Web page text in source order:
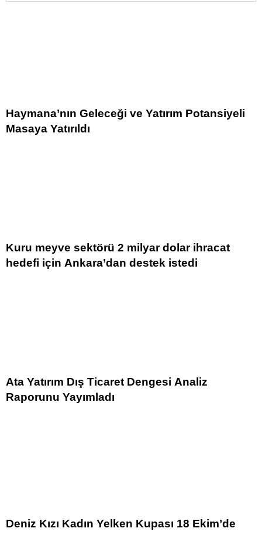
Haymana’nın Geleceği ve Yatırım Potansiyeli
Masaya Yatırıldı
Kuru meyve sektörü 2 milyar dolar ihracat
hedefi için Ankara’dan destek istedi
Ata Yatırım Dış Ticaret Dengesi Analiz
Raporunu Yayımladı
Deniz Kızı Kadın Yelken Kupası 18 Ekim’de